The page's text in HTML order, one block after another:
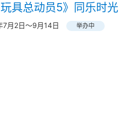
具总动员5》同乐时光
7月2日～9月14日 举办中